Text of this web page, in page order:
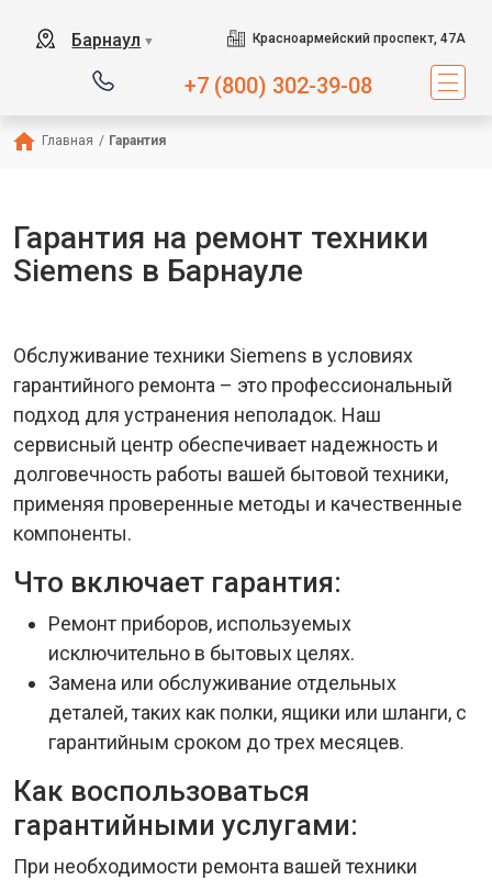
Барнаул ▼ Красноармейский проспект, 47А
+7 (800) 302-39-08
Главная / Гарантия
Гарантия на ремонт техники
Siemens в Барнауле
Обслуживание техники Siemens в условиях
гарантийного ремонта – это профессиональный
подход для устранения неполадок. Наш
сервисный центр обеспечивает надежность и
долговечность работы вашей бытовой техники,
применяя проверенные методы и качественные
компоненты.
Что включает гарантия:
Ремонт приборов, используемых
исключительно в бытовых целях.
Замена или обслуживание отдельных
деталей, таких как полки, ящики или шланги, с
гарантийным сроком до трех месяцев.
Как воспользоваться
гарантийными услугами:
При необходимости ремонта вашей техники